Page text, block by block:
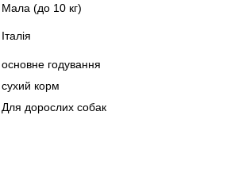
Мала (до 10 кг)
Італія
основне годування
сухий корм
Для дорослих собак